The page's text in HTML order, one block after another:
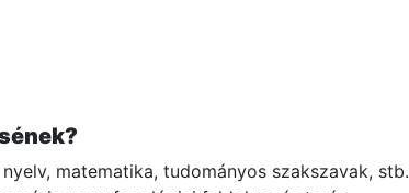
matematika, tudományos szakszavak, stb.